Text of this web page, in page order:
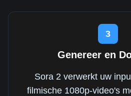
3
Genereer en
Sora 2 verwerkt uw
filmische 1080p-video's